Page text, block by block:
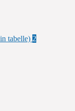
tabelle) 2